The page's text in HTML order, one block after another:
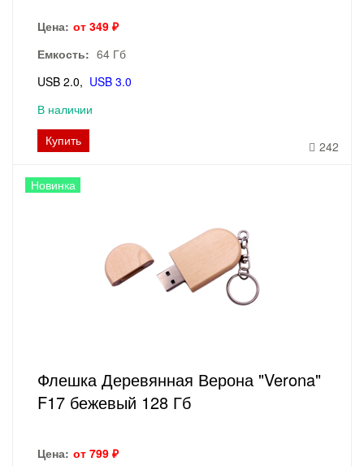
Цена: от 349 ₽
Емкость: 64 Гб
USB 2.0
USB 3.0
В наличии
Купить
242
Новинка
Флешка Деревянная Верона "Verona"
F17 бежевый 128 Гб
Цена: от 799 ₽